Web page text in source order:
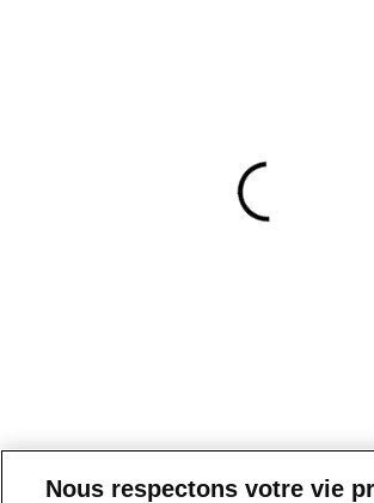
Nous respectons votre vie